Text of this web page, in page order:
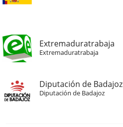
Extremaduratrabaja
Extremaduratrabaja
Diputación de Badajoz
Diputación de Badajoz